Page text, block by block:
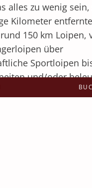
alles zu wenig
Kilometer
150 km Loipen,
über
Sportloipen
und/oder
Sie auch